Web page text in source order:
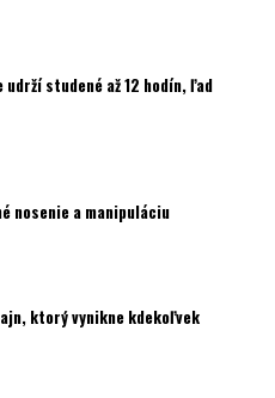
udrží studené až12 hodín, ľad
nosenie a manipuláciu
ktorý vynikne kdekoľvek